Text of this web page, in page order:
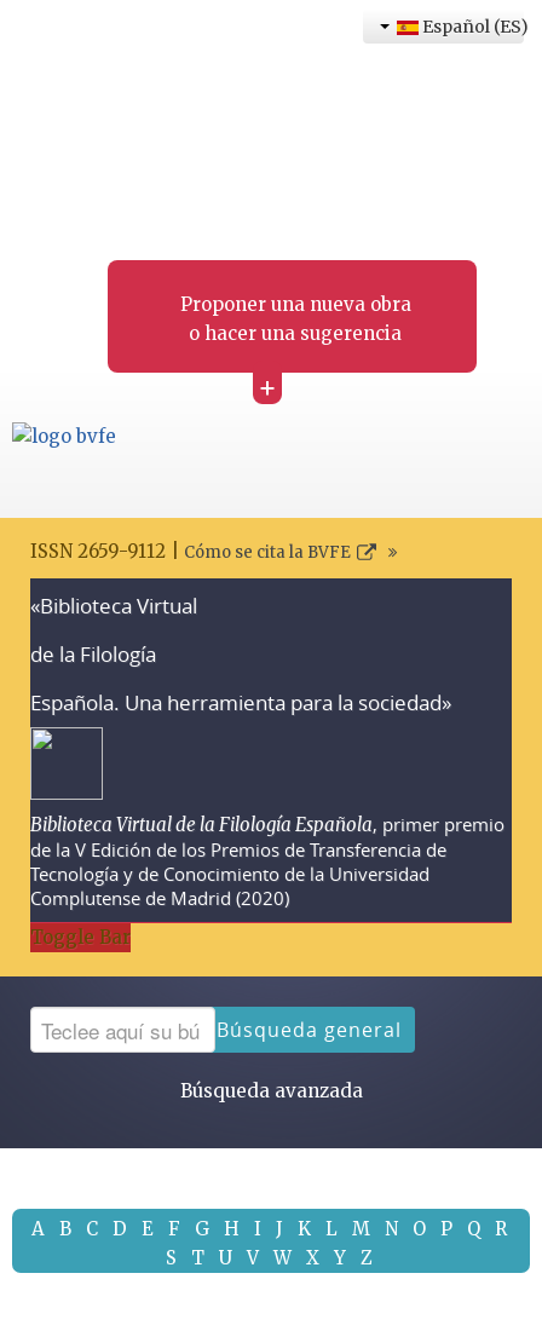
Proponer una nueva obra
o hacer una sugerencia
+
Español (ES)
ISSN 2659-9112 | Cómo se cita la BVFE
«Biblioteca Virtual
de la Filología
Española. Una herramienta para la sociedad»
Biblioteca Virtual de la Filología Española, primer premio
de la V Edición de los Premios de Transferencia de
Tecnología y de Conocimiento de la Universidad
Complutense de Madrid (2020)
Toggle Bar
Búsqueda general
Búsqueda avanzada
A B C D E F G H I J K L M N O P Q
R
S
T U V W X Y Z